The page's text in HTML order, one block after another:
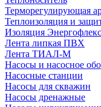
Терморегулирующая
Теплоизоляция и
Изоляция Энергофлекс
Лента липкая ПВХ
Лента ТИАЛ-М
Насосы и насосное
Насосные станции
Насосы для скважин
Насосы дренажные